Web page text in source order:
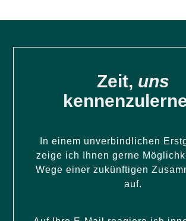
Zeit, uns
In einem unverbindlichen
zeige ich Ihnen gerne
Wege einer zukünftigen
auf.